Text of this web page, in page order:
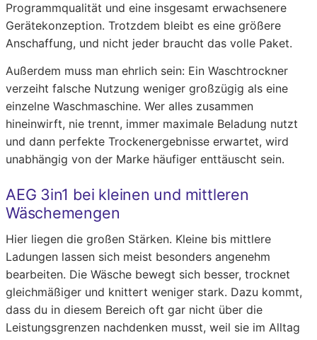
Programmqualität und eine insgesamt erwachsenere
Gerätekonzeption. Trotzdem bleibt es eine größere
Anschaffung, und nicht jeder braucht das volle Paket.
Außerdem muss man ehrlich sein: Ein Waschtrockner
verzeiht falsche Nutzung weniger großzügig als eine
einzelne Waschmaschine. Wer alles zusammen
hineinwirft, nie trennt, immer maximale Beladung nutzt
und dann perfekte Trockenergebnisse erwartet, wird
unabhängig von der Marke häufiger enttäuscht sein.
AEG 3in1 bei kleinen und mittleren
Wäschemengen
Hier liegen die großen Stärken. Kleine bis mittlere
Ladungen lassen sich meist besonders angenehm
bearbeiten. Die Wäsche bewegt sich besser, trocknet
gleichmäßiger und knittert weniger stark. Dazu kommt,
dass du in diesem Bereich oft gar nicht über die
Leistungsgrenzen nachdenken musst, weil sie im Alltag